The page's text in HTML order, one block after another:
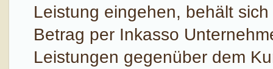
Leistung eingehen, behält
Betrag per Inkasso
Leistungen gegenüber dem